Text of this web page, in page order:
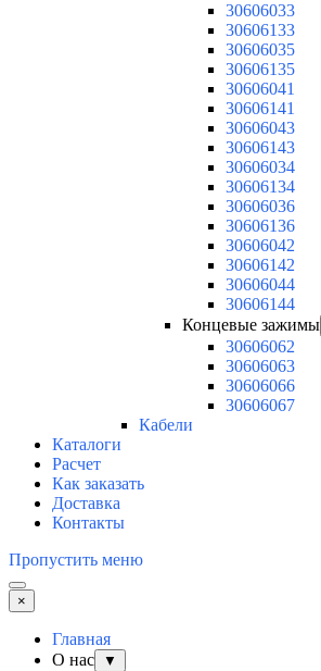
30606033
30606133
30606035
30606135
30606041
30606141
30606043
30606143
30606034
30606134
30606036
30606136
30606042
30606142
30606044
30606144
Концевые зажимы
30606062
30606063
30606066
30606067
Кабели
Каталоги
Расчет
Как заказать
Доставка
Контакты
Пропустить меню
×
Главная
О нас
▼